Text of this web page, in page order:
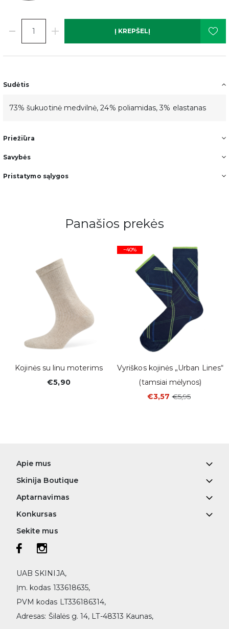
Į KREPŠELĮ
Sudėtis
73% šukuotinė medvilnė, 24% poliamidas, 3% elastanas
Priežiūra
Savybės
Pristatymo sąlygos
Panašios prekės
Kojinės su linu moterims
€5,90
Vyriškos kojinės „Urban Lines“
(tamsiai mėlynos)
€3,57 €5,95
−40%
Apie mus
Skinija Boutique
Aptarnavimas
Konkursas
Sekite mus
UAB SKINIJA,
Įm. kodas 133618635,
PVM kodas LT336186314,
Adresas: Šilalės g. 14, LT-48313 Kaunas,